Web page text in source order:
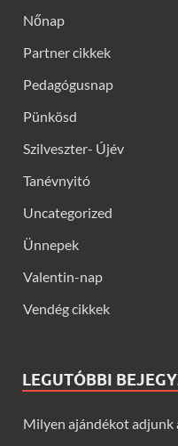
Nőnap
Partner cikkek
Pedagógusnap
Pünkösd
Szilveszter- Újév
Tanévnyitó
Uncategorized
Ünnepek
Valentin-nap
Vendég cikkek
LEGUTÓBBI
Milyen ajándékot adjunk